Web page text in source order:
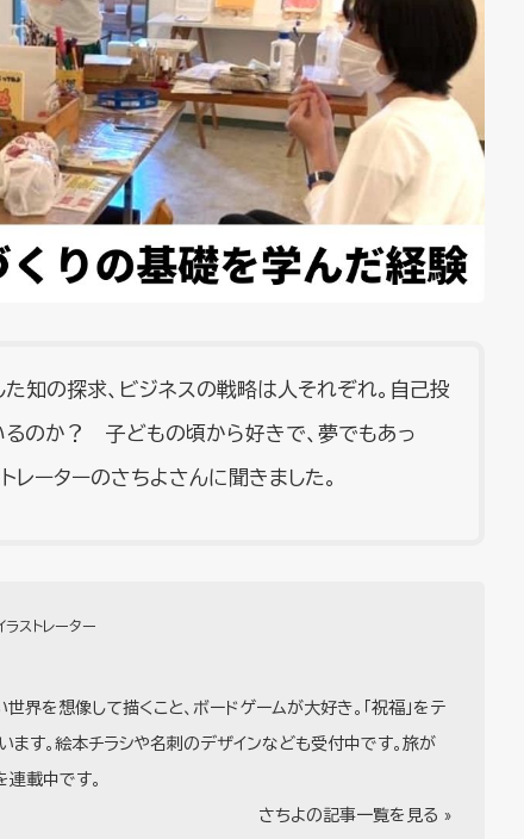
知の探求、ビジネスの戦略は人それぞれ。自己投
るのか？ 子どもの頃から好きで、夢でもあっ
レーターのさちよさんに聞きました。
ストレーター
界を想像して描くこと、ボードゲームが大好き。「祝福」をテ
ます。絵本チラシや名刺のデザインなども受付中です。旅が
載中です。
さちよの記事一覧を見る »